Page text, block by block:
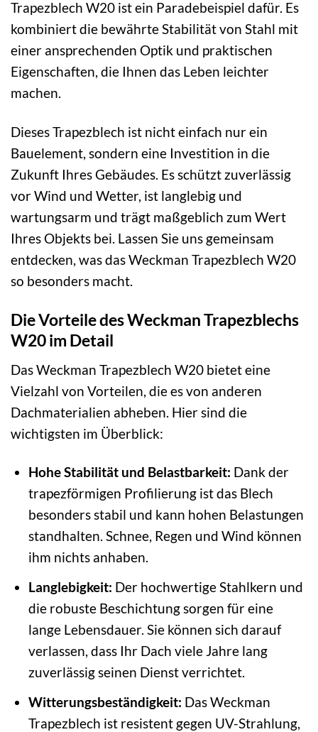
Trapezblech W20 ist ein Paradebeispiel dafür. Es
kombiniert die bewährte Stabilität von Stahl mit
einer ansprechenden Optik und praktischen
Eigenschaften, die Ihnen das Leben leichter
machen.
Dieses Trapezblech ist nicht einfach nur ein
Bauelement, sondern eine Investition in die
Zukunft Ihres Gebäudes. Es schützt zuverlässig
vor Wind und Wetter, ist langlebig und
wartungsarm und trägt maßgeblich zum Wert
Ihres Objekts bei. Lassen Sie uns gemeinsam
entdecken, was das Weckman Trapezblech W20
so besonders macht.
Die Vorteile des Weckman Trapezblechs
W20 im Detail
Das Weckman Trapezblech W20 bietet eine
Vielzahl von Vorteilen, die es von anderen
Dachmaterialien abheben. Hier sind die
wichtigsten im Überblick:
Hohe Stabilität und Belastbarkeit: Dank der
trapezförmigen Profilierung ist das Blech
besonders stabil und kann hohen Belastungen
standhalten. Schnee, Regen und Wind können
ihm nichts anhaben.
Langlebigkeit: Der hochwertige Stahlkern und
die robuste Beschichtung sorgen für eine
lange Lebensdauer. Sie können sich darauf
verlassen, dass Ihr Dach viele Jahre lang
zuverlässig seinen Dienst verrichtet.
Witterungsbeständigkeit: Das Weckman
Trapezblech ist resistent gegen UV-Strahlung,